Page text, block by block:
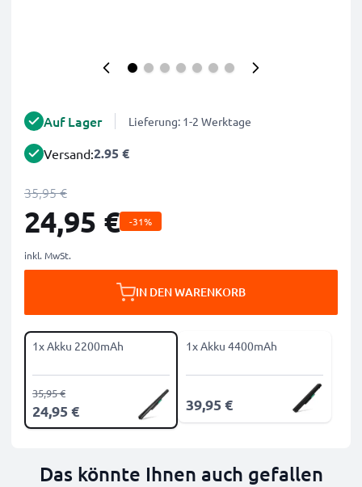
Auf Lager Lieferung: 1-2 Werktage
Versand:2.95 €
35,95 €
24,95 € -31%
inkl. MwSt.
IN DEN WARENKORB
1x Akku 2200mAh
24,95 €
35,95 €
1x Akku 4400mAh
39,95 €
Das könnte Ihnen auch gefallen